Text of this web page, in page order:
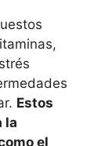
Estos
la
el